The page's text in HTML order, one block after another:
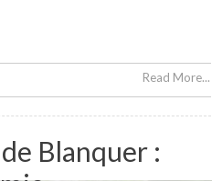
Read More...
Blanquer :